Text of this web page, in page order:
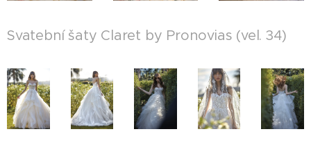
Svatební šaty Claret by Pronovias (vel. 34)